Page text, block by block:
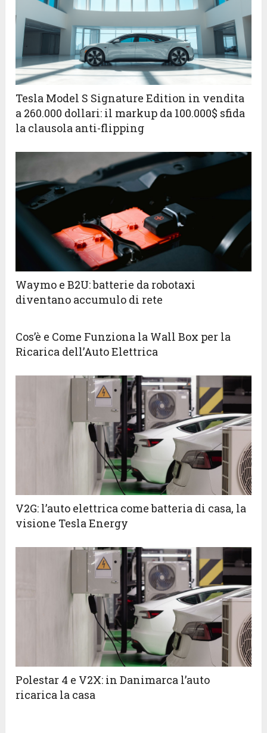
Tesla Model S Signature Edition in vendita
a 260.000 dollari: il markup da 100.000$ sfida
la clausola anti-flipping
Waymo e B2U: batterie da robotaxi
diventano accumulo di rete
Cos’è e Come Funziona la Wall Box per la
Ricarica dell’Auto Elettrica
V2G: l’auto elettrica come batteria di casa, la
visione Tesla Energy
Polestar 4 e V2X: in Danimarca l’auto
ricarica la casa